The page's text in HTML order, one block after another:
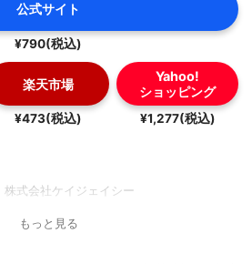
公式サイト
¥790(税込)
楽天市場
¥473(税込)
Yahoo!
ショッピング
¥1,277(税込)
株式会社ケイジェイシー
もっと見る